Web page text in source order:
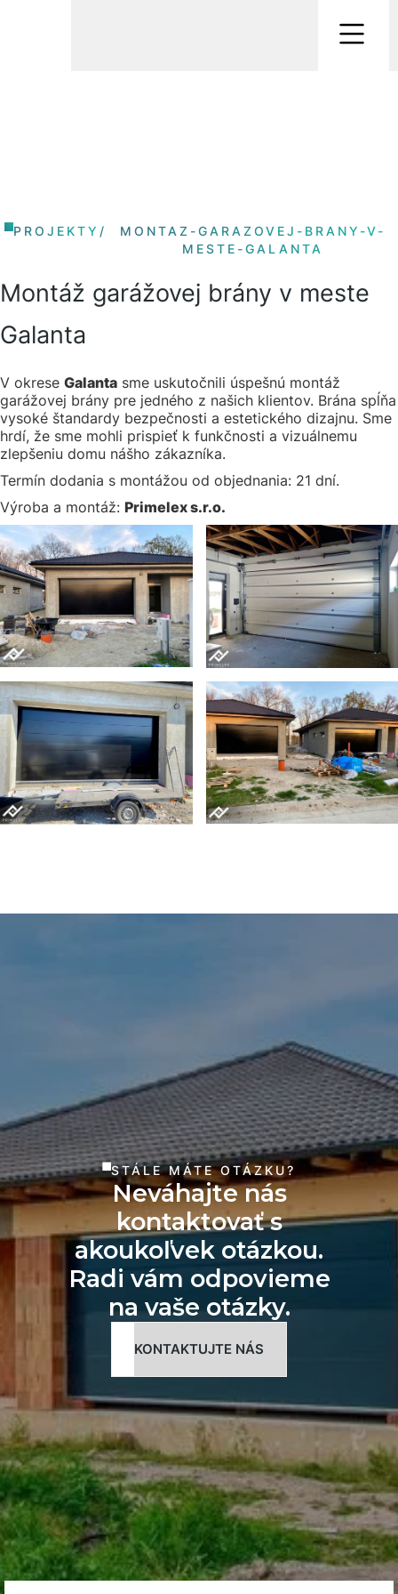
PROJEKTY /
MONTAZ-GARAZOVEJ-BRANY-V-
MESTE-GALANTA
Montáž garážovej brány v meste
Galanta
V okrese Galanta sme uskutočnili úspešnú montáž
garážovej brány pre jedného z našich klientov. Brána spĺňa
vysoké štandardy bezpečnosti a estetického dizajnu. Sme
hrdí, že sme mohli prispieť k funkčnosti a vizuálnemu
zlepšeniu domu nášho zákazníka.
Termín dodania s montážou od objednania: 21 dní.
Výroba a montáž: Primelex s.r.o.
STÁLE MÁTE OTÁZKU?
Neváhajte nás
kontaktovať s
akoukoľvek otázkou.
Radi vám odpovieme
na vaše otázky.
KONTAKTUJTE NÁS